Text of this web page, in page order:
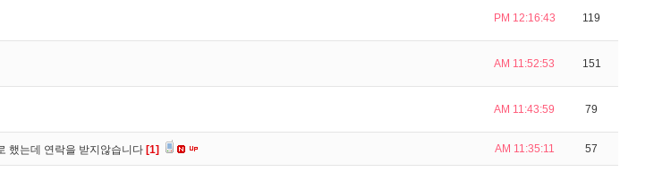
PM 12:16:43 119
AM 11:52:53 151
AM 11:43:59 79
했는데 연락을 받지않습니다 [1] AM 11:35:11 57